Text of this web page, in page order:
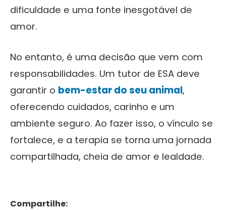
dificuldade e uma fonte inesgotável de
amor.
No entanto, é uma decisão que vem com
responsabilidades. Um tutor de ESA deve
garantir o bem-estar do seu animal,
oferecendo cuidados, carinho e um
ambiente seguro. Ao fazer isso, o vínculo se
fortalece, e a terapia se torna uma jornada
compartilhada, cheia de amor e lealdade.
Compartilhe: